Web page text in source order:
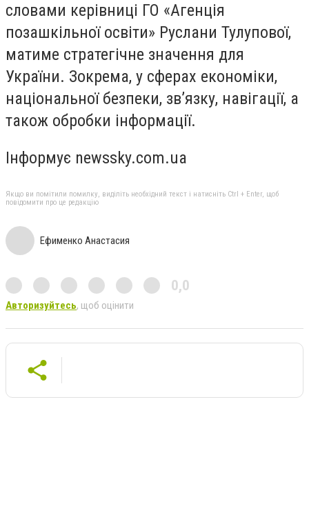
словами керівниці ГО «Агенція
позашкільної освіти» Руслани Тулупової,
матиме стратегічне значення для
України. Зокрема, у сферах економіки,
національної безпеки, звʼязку, навігації, а
також обробки інформації.
Інформує newssky.com.ua
Якщо ви помітили помилку, виділіть необхідний текст і натисніть Ctrl + Enter, щоб
повідомити про це редакцію
Ефименко Анастасия
0,0
Авторизуйтесь, щоб оцінити